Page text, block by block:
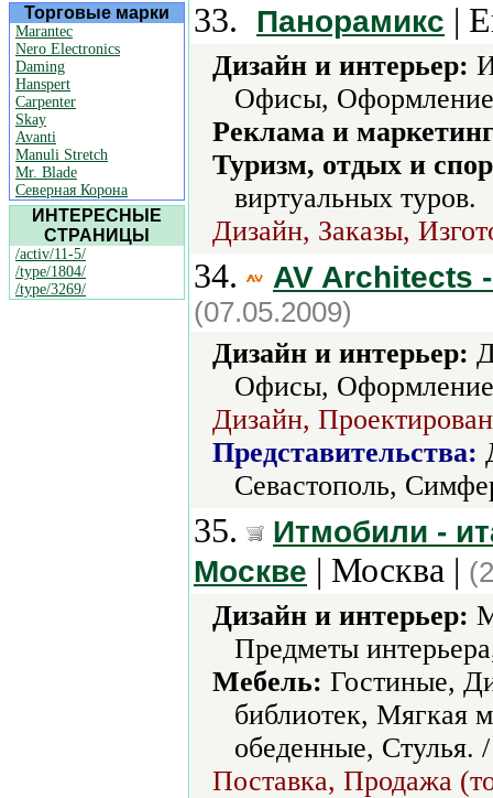
Торговые марки
Marantec
Nero Electronics
Daming
Hanspert
Carpenter
Skay
Avanti
Manuli Stretch
Mr. Blade
Северная Корона
ИНТЕРЕСНЫЕ
СТРАНИЦЫ
/activ/11-5/
/type/1804/
/type/3269/
33. Панорамикс |
Дизайн и интерьер:
Офисы, Оформление
Реклама и
Туризм, отдых и
виртуальных туров.
Дизайн, Заказы,
34. AV Architects
(07.05.2009)
Дизайн и интерьер:
Офисы, Оформление
Дизайн,
Представительства:
Севастополь,
35.
Итмобили -
Москве | Москва |
Дизайн и интерьер:
Предметы
Мебель: Гостиные,
библиотек, Мягкая
обеденные, Стулья.
Поставка, Продажа